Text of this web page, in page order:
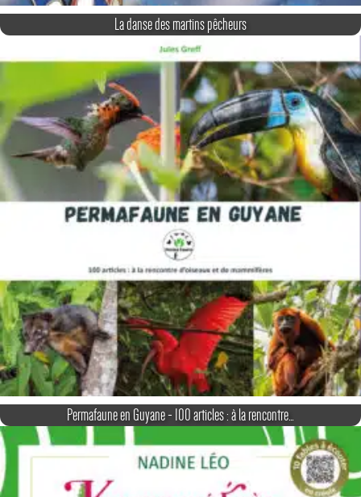
La danse des martins pêcheurs
Permafaune en Guyane - 100 articles : à la rencontre…